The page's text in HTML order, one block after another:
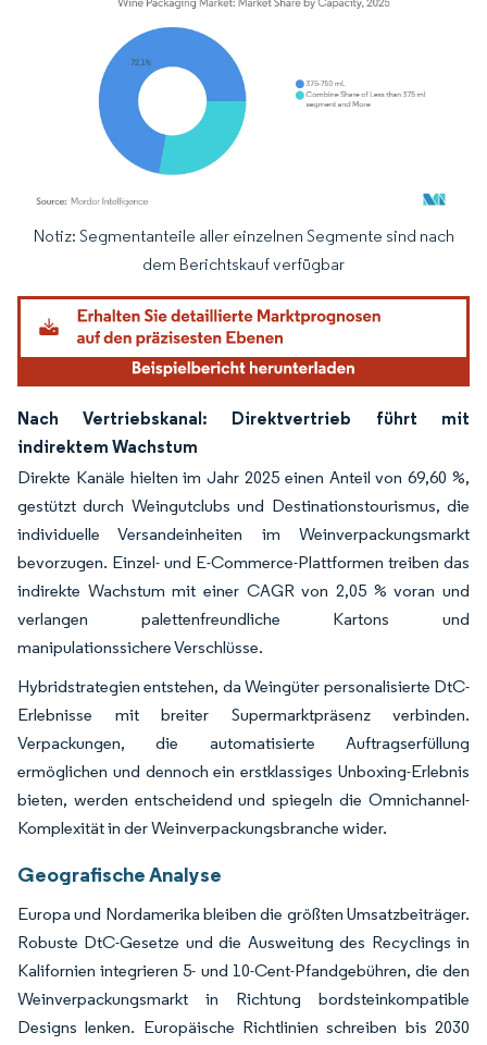
Bild © Mordor Intelligence. Wiederverwendung erfordert Namensnennung
Notiz: Segmentanteile aller einzelnen Segmente sind nach
dem Berichtskauf verfügbar
Nach Vertriebskanal: Direktvertrieb führt mit
indirektem Wachstum
Direkte Kanäle hielten im Jahr 2025 einen Anteil von 69,60 %,
gestützt durch Weingutclubs und Destinationstourismus, die
individuelle Versandeinheiten im Weinverpackungsmarkt
bevorzugen. Einzel- und E-Commerce-Plattformen treiben das
indirekte Wachstum mit einer CAGR von 2,05 % voran und
verlangen palettenfreundliche Kartons und
manipulationssichere Verschlüsse.
Hybridstrategien entstehen, da Weingüter personalisierte DtC-
Erlebnisse mit breiter Supermarktpräsenz verbinden.
Verpackungen, die automatisierte Auftragserfüllung
ermöglichen und dennoch ein erstklassiges Unboxing-Erlebnis
bieten, werden entscheidend und spiegeln die Omnichannel-
Komplexität in der Weinverpackungsbranche wider.
Geografische Analyse
Europa und Nordamerika bleiben die größten Umsatzbeiträger.
Robuste DtC-Gesetze und die Ausweitung des Recyclings in
Kalifornien integrieren 5- und 10-Cent-Pfandgebühren, die den
Weinverpackungsmarkt in Richtung bordsteinkompatible
Designs lenken. Europäische Richtlinien schreiben bis 2030